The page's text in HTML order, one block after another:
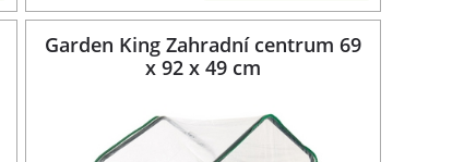
Garden King Zahradní centrum 69
x 92 x 49 cm